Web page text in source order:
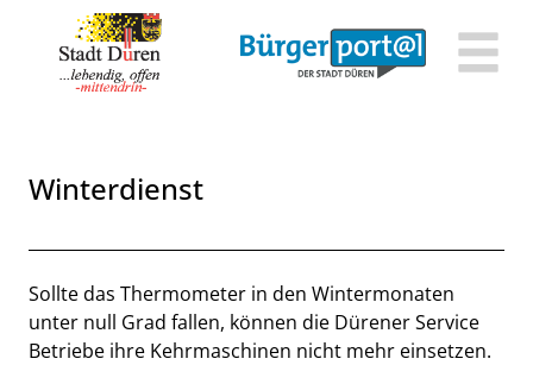
Zum Hauptinhalt springen
Zum Header
Zum Hauptinhalt
Zum Footer
Winterdienst
Beschreibung
Sollte das Thermometer in den Wintermonaten
unter null Grad fallen, können die Dürener Service
Betriebe ihre Kehrmaschinen nicht mehr einsetzen.